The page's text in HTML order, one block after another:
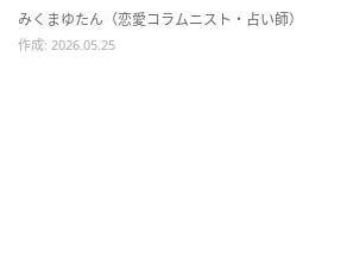
みくまゆたん（恋愛コラムニスト・占い師）
作成: 2026.05.25